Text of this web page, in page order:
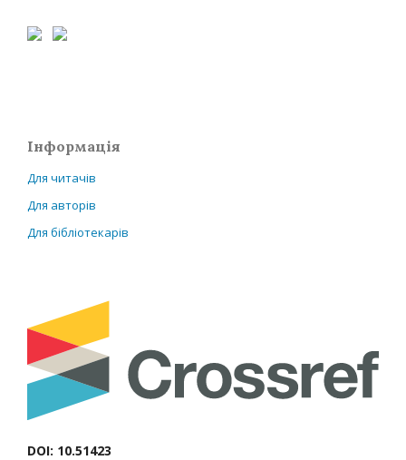
Інформація
Для читачів
Для авторів
Для бібліотекарів
DOI: 10.51423